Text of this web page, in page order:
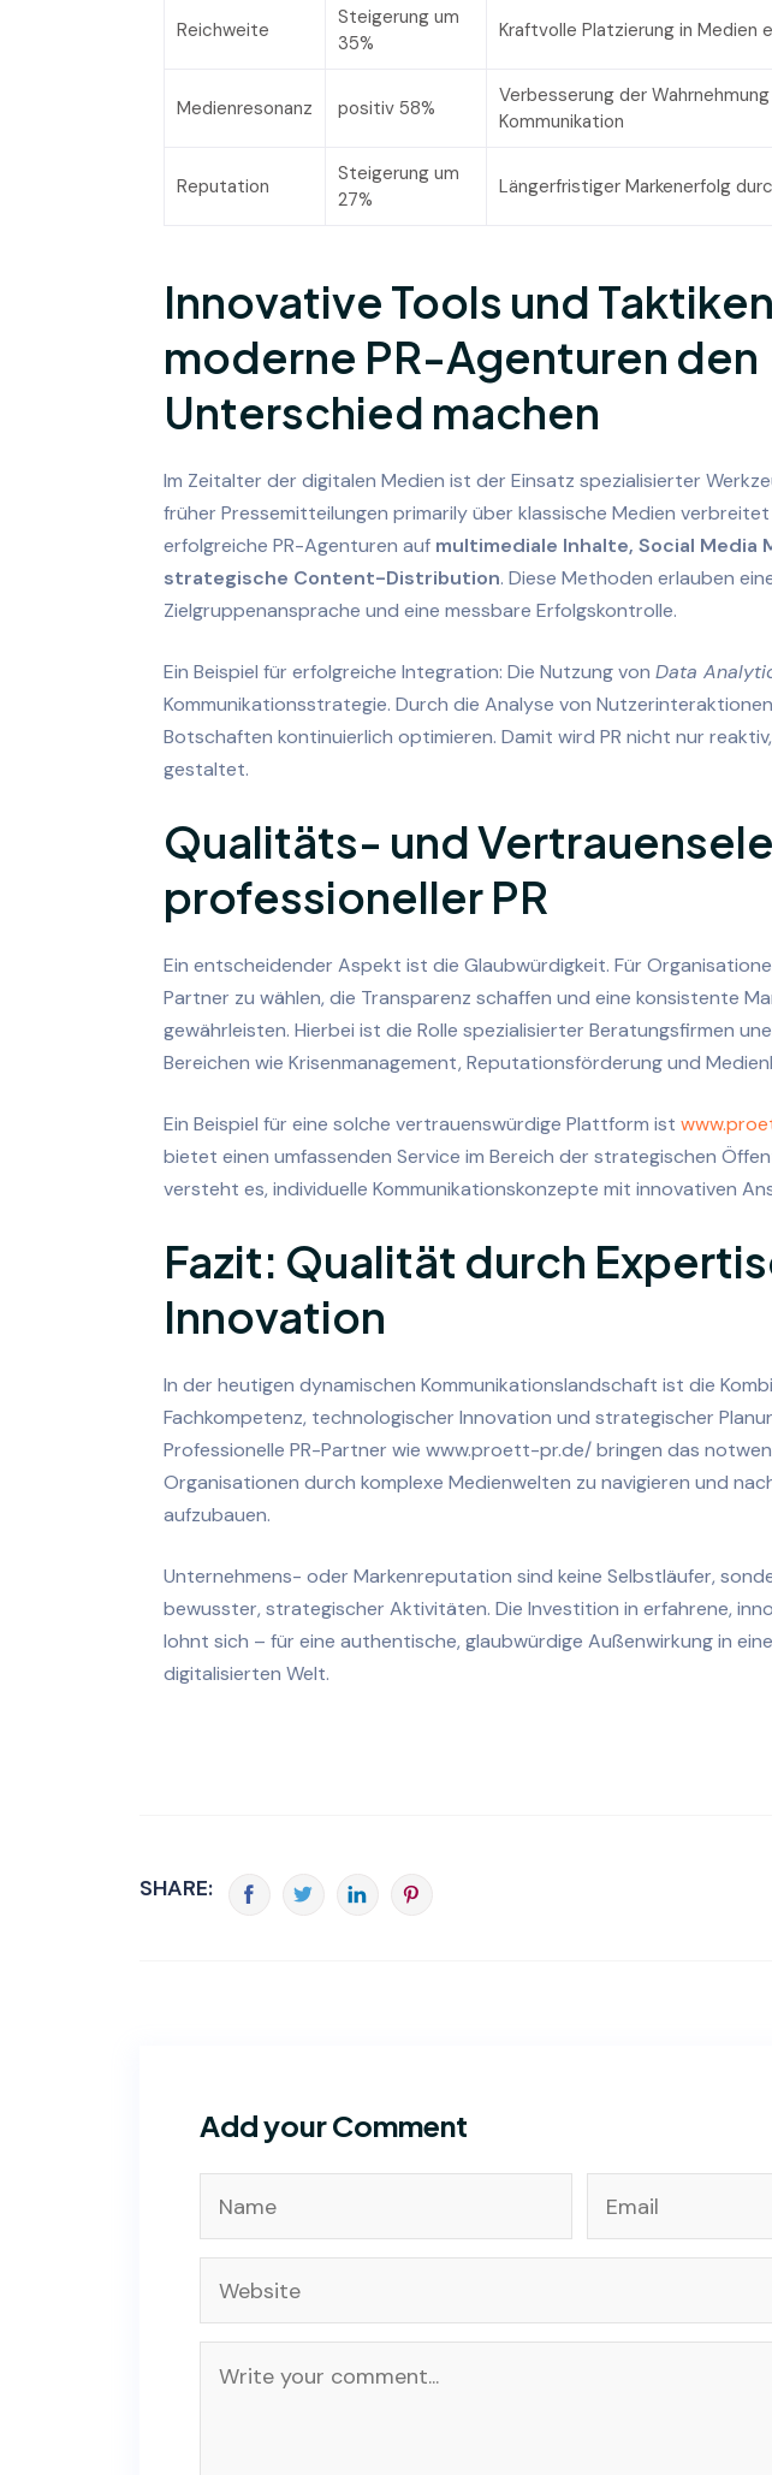
Reichweite
Steigerung um
35%
Kraftvolle Platzierung in Medien
Medienresonanz positiv 58%
Verbesserung der
Kommunikation
Reputation
Steigerung um
27%
Längerfristiger Markenerfolg
Innovative Tools und
moderne PR-Agenturen den
Unterschied machen
Im Zeitalter der digitalen Medien ist der Einsatz spezialisierter
früher Pressemitteilungen primarily über klassische Medien
erfolgreiche PR-Agenturen auf multimediale Inhalte, Social Media
strategische Content-Distribution. Diese Methoden erlauben
Zielgruppenansprache und eine messbare Erfolgskontrolle.
Ein Beispiel für erfolgreiche Integration: Die Nutzung von Data
Kommunikationsstrategie. Durch die Analyse von
Botschaften kontinuierlich optimieren. Damit wird PR nicht nur
gestaltet.
Qualitäts- und
professioneller PR
Ein entscheidender Aspekt ist die Glaubwürdigkeit. Für
Partner zu wählen, die Transparenz schaffen und eine konsistente
gewährleisten. Hierbei ist die Rolle spezialisierter Beratungsfirmen
Bereichen wie Krisenmanagement, Reputationsförderung und
Ein Beispiel für eine solche vertrauenswürdige Plattform ist
bietet einen umfassenden Service im Bereich der strategischen
versteht es, individuelle Kommunikationskonzepte mit innovativen
Fazit: Qualität durch
Innovation
In der heutigen dynamischen Kommunikationslandschaft ist die
Fachkompetenz, technologischer Innovation und strategischer
Professionelle PR-Partner wie www.proett-pr.de/ bringen das
Organisationen durch komplexe Medienwelten zu navigieren und
aufzubauen.
Unternehmens- oder Markenreputation sind keine Selbstläufer,
bewusster, strategischer Aktivitäten. Die Investition in erfahrene,
lohnt sich – für eine authentische, glaubwürdige Außenwirkung in
digitalisierten Welt.
SHARE:
Add your Comment